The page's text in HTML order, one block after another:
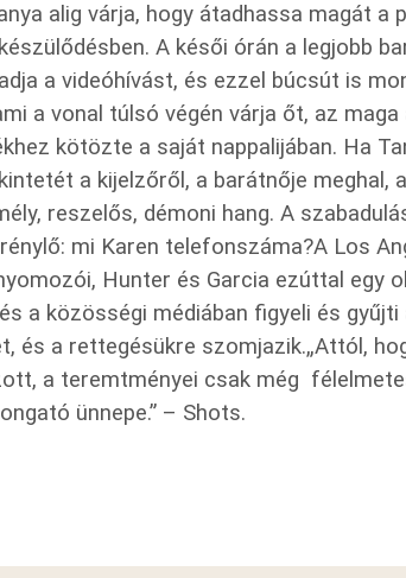
alig várja, hogy átadhassa magát a
A késői órán a legjobb
a videóhívást, és ezzel búcsút is
a vonal túlsó végén várja őt, az
kötözte a saját nappalijában. Ha
a kijelzőről, a barátnője meghal,
reszelős, démoni hang. A
mi Karen telefonszáma?A Los
Hunter és Garcia ezúttal egy
a közösségi médiában figyeli és
és a rettegésükre szomjazik.„Attól,
a teremtményei csak még
ünnepe.” – Shots.